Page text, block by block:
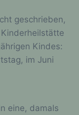
geschrieben,
Kindes:
im Juni
eine, damals
Daten
freiwilliger
an den für
übermittelten
für Zwecke
zur